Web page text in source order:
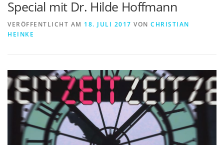
Special mit Dr. Hilde Hoffmann
VERÖFFENTLICHT AM 18. JULI 2017 VON CHRISTIAN
HEINKE